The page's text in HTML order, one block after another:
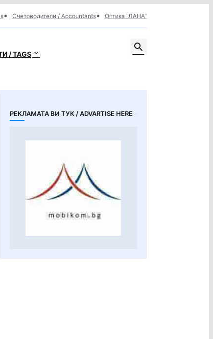
Счетоводители / Accountants Оптика "ЛАНА"
/ TAGS
РЕКЛАМАТА ВИ ТУК / ADVARTISE HERE